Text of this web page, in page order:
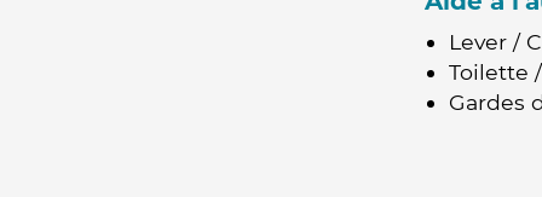
Lever /
Toilette
Gardes